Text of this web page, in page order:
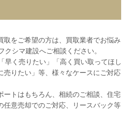
取をご希望の方は、買取業者でお悩み
シマ建設へご相談ください。
早く売りたい」「高く買い取ってほし
売りたい」等、様々なケースにご対応
ートはもちろん、相続のご相談、住宅
任意売却でのご対応、リースバック等